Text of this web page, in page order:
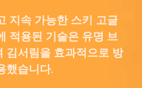
지속 가능한 스키 고글
적용된 기술은 유명 브
김서림을 효과적으로 방
했습니다.